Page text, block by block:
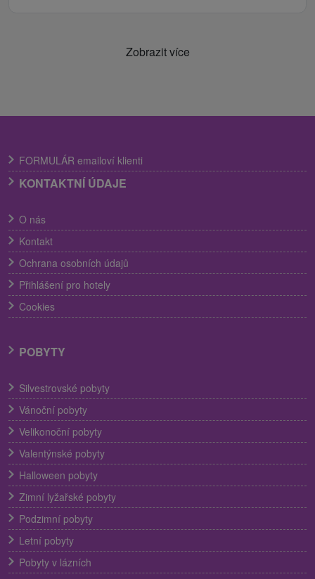
Zobrazit více
FORMULÁR emailoví klienti
KONTAKTNÍ ÚDAJE
O nás
Kontakt
Ochrana osobních údajů
Přihlášení pro hotely
Cookies
POBYTY
Silvestrovské pobyty
Vánoční pobyty
Velikonoční pobyty
Valentýnské pobyty
Halloween pobyty
Zimní lyžařské pobyty
Podzimní pobyty
Letní pobyty
Pobyty v lázních